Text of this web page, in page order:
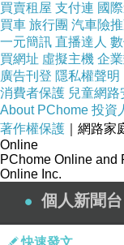
雙扣式設計，可適當
買賣租屋 支付連 國
買車 旅行團 汽車險
一元簡訊 直播達人
買網址 虛擬主機 企
廣告刊登 隱私權聲明
消費者保護 兒童網路
About PChome 投資
著作權保護 ｜網路
Online
PChome Online and
Online Inc.
個人新聞台
快速發文